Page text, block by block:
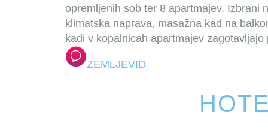
opremljenih sob ter 8 apartmajev. Izbrani
klimatska naprava, masažna kad na
kadi v kopalnicah apartmajev
ZEMLJEVID